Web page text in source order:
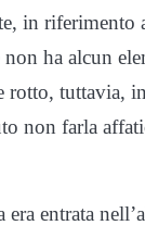
in
ha alcun
rotto, tuttavia,
non farla
entrata